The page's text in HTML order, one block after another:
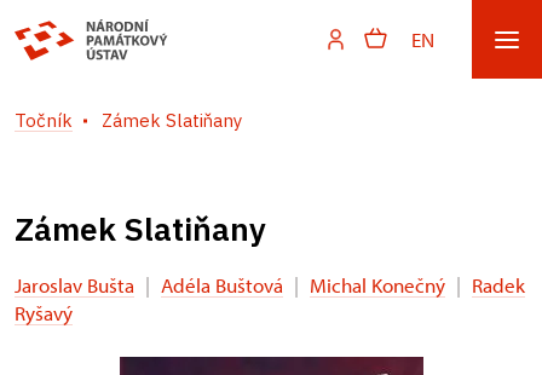
EN
Točník Zámek Slatiňany
Zámek Slatiňany
Jaroslav Bušta | Adéla Buštová | Michal Konečný | Radek
Ryšavý